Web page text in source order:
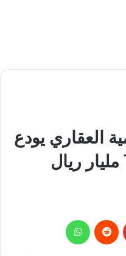
العقاري يودع
دعم سكني بقيمة 1.1 مليار ريال
بينتيريست